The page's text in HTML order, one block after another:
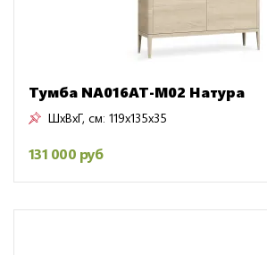
Тумба NA016AT-M02 Натура
ШxВxГ, см: 119x135x35
131 000 руб